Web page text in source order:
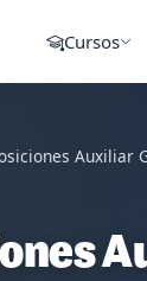
Cursos
Auxiliar